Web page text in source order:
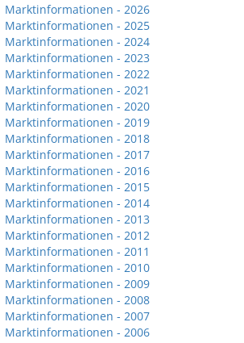
Marktinformationen - 2026
Marktinformationen - 2025
Marktinformationen - 2024
Marktinformationen - 2023
Marktinformationen - 2022
Marktinformationen - 2021
Marktinformationen - 2020
Marktinformationen - 2019
Marktinformationen - 2018
Marktinformationen - 2017
Marktinformationen - 2016
Marktinformationen - 2015
Marktinformationen - 2014
Marktinformationen - 2013
Marktinformationen - 2012
Marktinformationen - 2011
Marktinformationen - 2010
Marktinformationen - 2009
Marktinformationen - 2008
Marktinformationen - 2007
Marktinformationen - 2006